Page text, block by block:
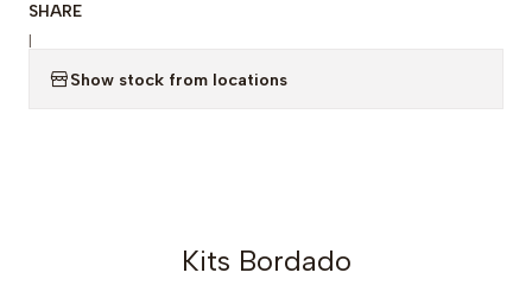
SHARE
|
Show stock from locations
Kits Bordado